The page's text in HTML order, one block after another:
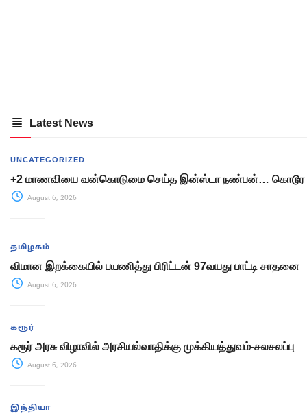
Latest News
UNCATEGORIZED
+2 மாணவியை வன்கொடுமை செய்த இன்ஸ்டா நண்பன்… கொடூர
August 6, 2026
தமிழகம்
விமான இறக்கையில் பயணித்து பிரிட்டன் 97வயது பாட்டி சாதனை
August 6, 2026
கரூர்
கரூர் அரசு விழாவில் அரசியல்வாதிக்கு முக்கியத்துவம்-சலசலப்பு
August 6, 2026
இந்தியா